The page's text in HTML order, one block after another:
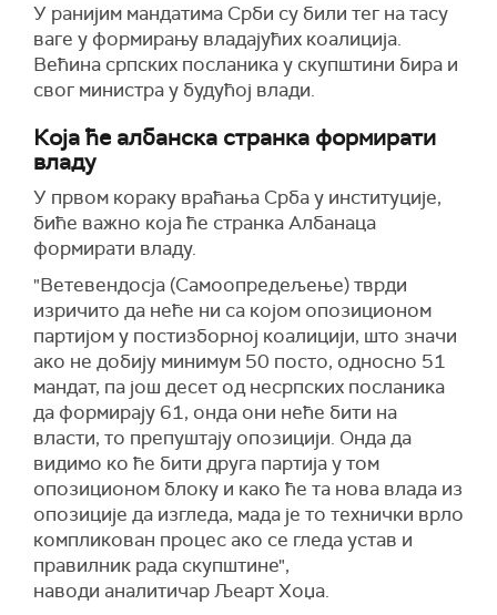
У ранијим мандатима Срби су били тег на тасу
ваге у формирању владајућих коалиција.
Већина српских посланика у скупштини бира и
свог министра у будућој влади.
Која ће албанска странка формирати
владу
У првом кораку враћања Срба у институције,
биће важно која ће странка Албанаца
формирати владу.
"Ветевендосја (Самоопредељење) тврди
изричито да неће ни са којом опозиционом
партијом у постизборној коалицији, што значи
ако не добију минимум 50 посто, односно 51
мандат, па још десет од несрпских посланика
да формирају 61, онда они неће бити на
власти, то препуштају опозицији. Онда да
видимо ко ће бити друга партија у том
опозиционом блоку и како ће та нова влада из
опозиције да изгледа, мада је то технички врло
компликован процес ако се гледа устав и
правилник рада скупштине",
наводи аналитичар Љеарт Хоџа.